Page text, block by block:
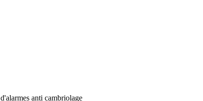
anti cambriolage